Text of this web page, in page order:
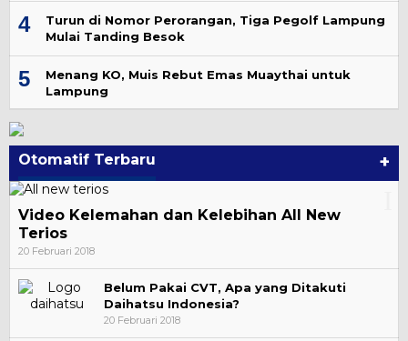
4
Turun di Nomor Perorangan, Tiga Pegolf Lampung
Mulai Tanding Besok
5
Menang KO, Muis Rebut Emas Muaythai untuk
Lampung
Otomatif Terbaru +
Video Kelemahan dan Kelebihan All New
Terios
20 Februari 2018
Belum Pakai CVT, Apa yang Ditakuti
Daihatsu Indonesia?
20 Februari 2018